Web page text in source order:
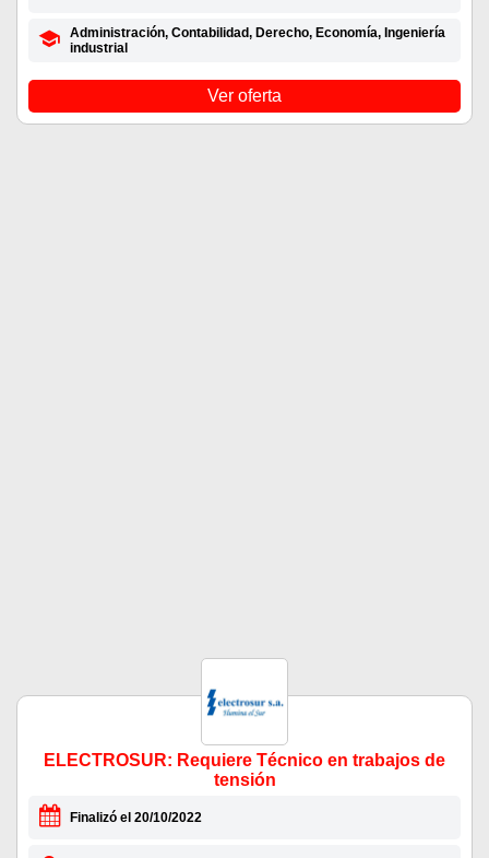
Administración, Contabilidad, Derecho, Economía, Ingeniería
industrial
Ver oferta
ELECTROSUR: Requiere Técnico en trabajos de
tensión
Finalizó el 20/10/2022